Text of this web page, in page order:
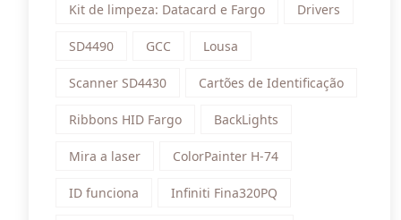
Kit de limpeza: Datacard e Fargo Drivers
SD4490 GCC Lousa
Scanner SD4430 Cartões de Identificação
Ribbons HID Fargo BackLights
Mira a laser ColorPainter H-74
ID funciona Infiniti Fina320PQ